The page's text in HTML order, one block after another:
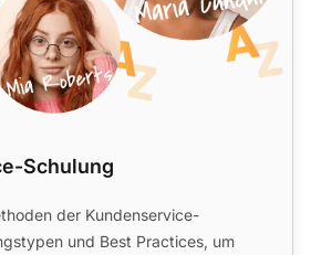
Schulung
der Kundenservice-
und Best Practices, um